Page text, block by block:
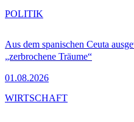
Aus dem spanischen Ceuta
„zerbrochene Träume“
01.08.2026
POLITIK
WIRTSCHAFT